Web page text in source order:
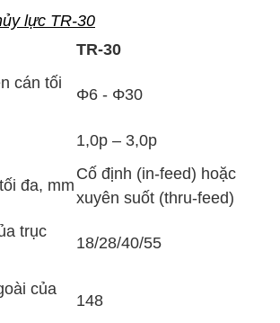
lực TR-30
TR-30
cán tối
Φ6 - Φ30
1,0p – 3,0p
đa, mm
Cố định (in-feed) hoặc
xuyên suốt (thru-feed)
trục
18/28/40/55
của
148